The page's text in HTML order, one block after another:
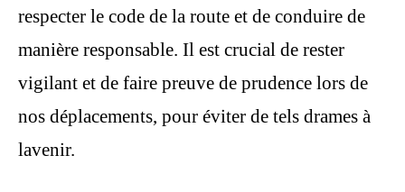
respecter le code de la route et de conduire de
manière responsable. Il est crucial de rester
vigilant et de faire preuve de prudence lors de
nos déplacements, pour éviter de tels drames à
lavenir.